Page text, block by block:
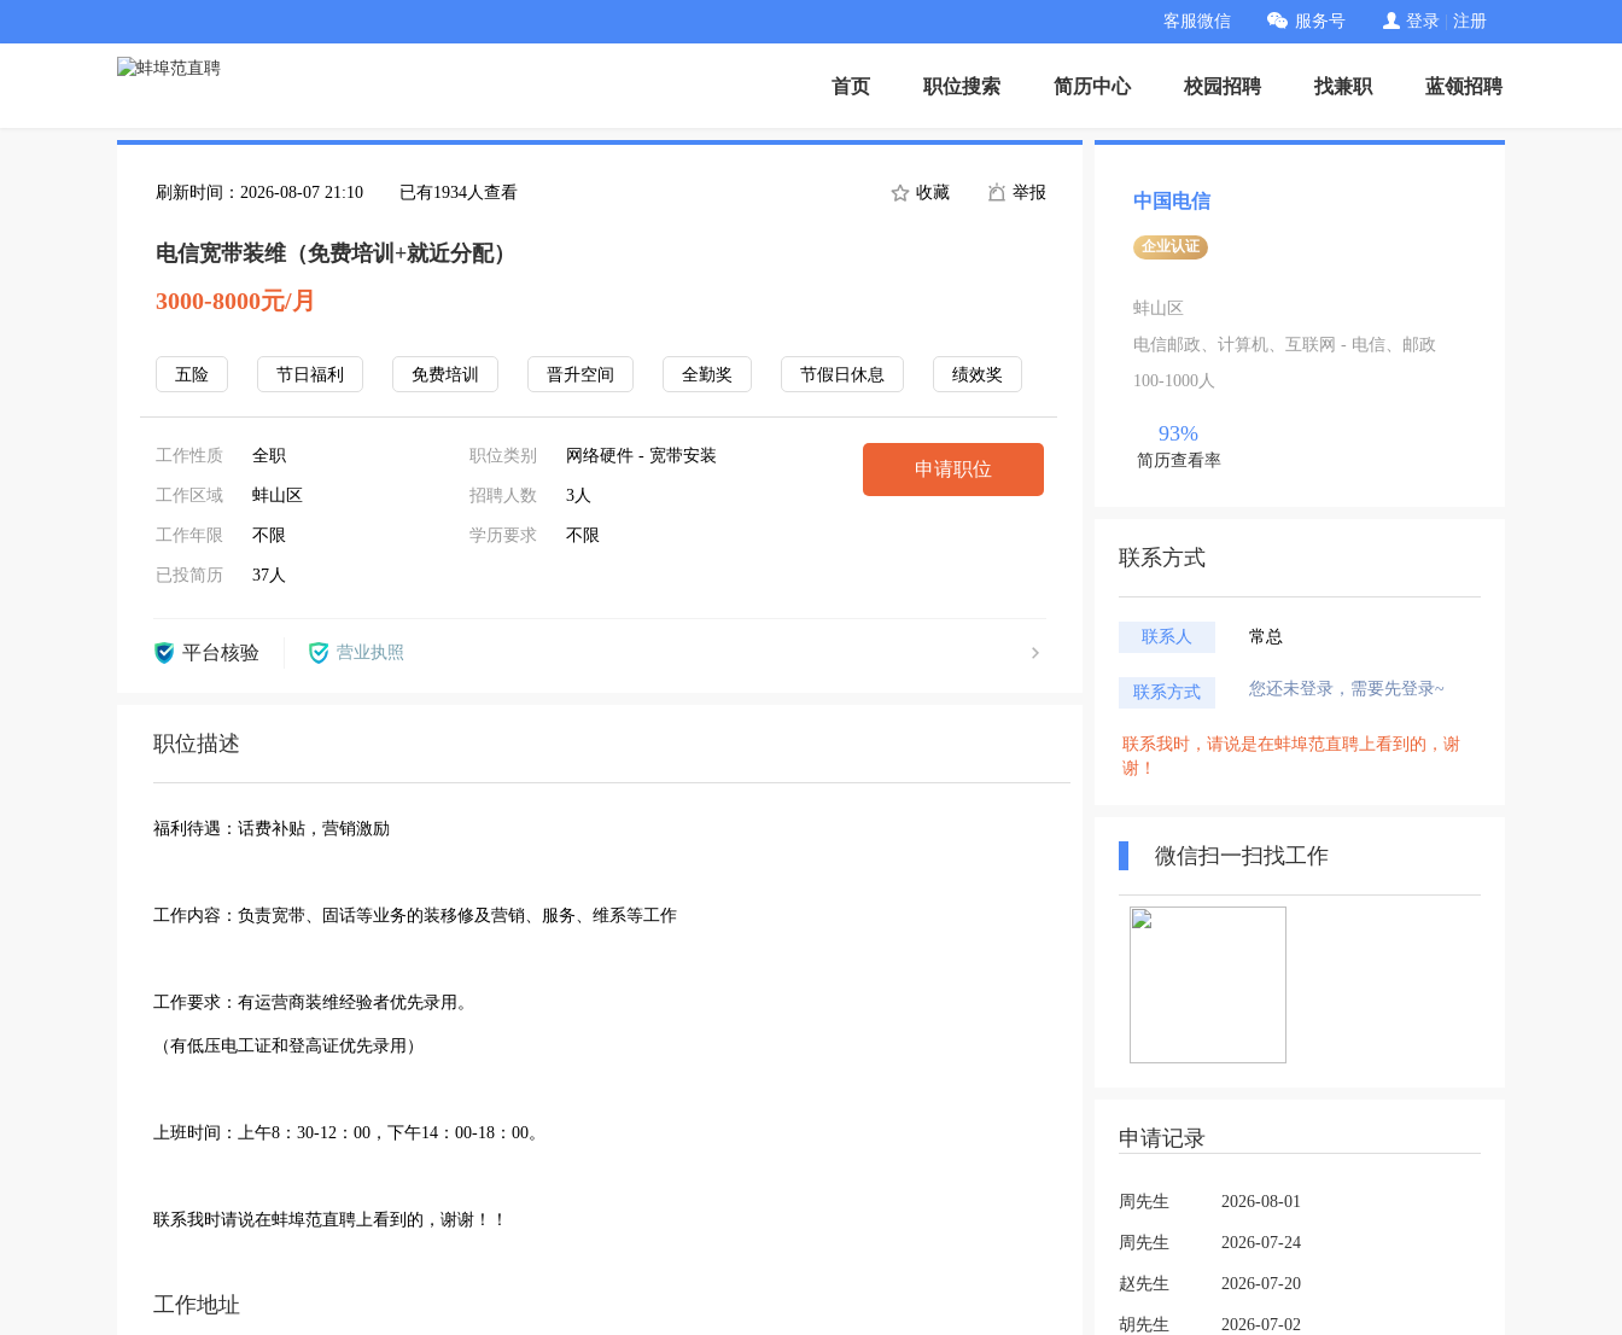
客服微信 服务号 登录 注册
首页 职位搜索 简历中心 校园招聘 找兼职 蓝领招聘
刷新时间：2026-08-07 21:10 已有1934人查看 收藏 举报
电信宽带装维（免费培训+就近分配）
3000-8000元/月
五险 节日福利 免费培训 晋升空间 全勤奖 节假日休息 绩效奖
工作性质 全职
工作区域 蚌山区
工作年限 不限
已投简历 37人
职位类别 网络硬件 - 宽带安装
招聘人数 3人
学历要求 不限
申请职位
平台核验 营业执照
职位描述
福利待遇：话费补贴，营销激励
工作内容：负责宽带、固话等业务的装移修及营销、服务、维系等工作
工作要求：有运营商装维经验者优先录用。
（有低压电工证和登高证优先录用）
上班时间：上午8：30-12：00，下午14：00-18：00。
联系我时请说在蚌埠范直聘上看到的，谢谢！！
工作地址
中国电信
企业认证
蚌山区
电信邮政、计算机、互联网 - 电信、邮政
100-1000人
93%
简历查看率
联系方式
联系人 常总
联系方式 您还未登录，需要先登录~
联系我时，请说是在蚌埠范直聘上看到的，谢
谢！
微信扫一扫找工作
申请记录
周先生 2026-08-01
周先生 2026-07-24
赵先生 2026-07-20
胡先生 2026-07-02